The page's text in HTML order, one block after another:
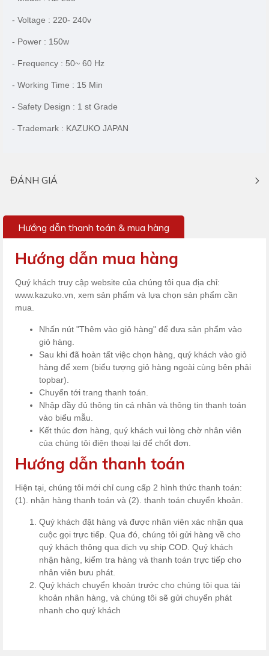
- Voltage : 220- 240v
- Power : 150w
- Frequency : 50~ 60 Hz
- Working Time : 15 Min
- Safety Design : 1 st Grade
- Trademark : KAZUKO JAPAN
ĐÁNH GIÁ
Hướng dẫn thanh toán & mua hàng
Hướng dẫn mua hàng
Quý khách truy cập website của chúng tôi qua địa chỉ:
www.kazuko.vn, xem sản phẩm và lựa chọn sản phẩm cần
mua.
Nhấn nút "Thêm vào giỏ hàng" để đưa sản phẩm vào
giỏ hàng.
Sau khi đã hoàn tất việc chọn hàng, quý khách vào giỏ
hàng để xem (biểu tượng giỏ hàng ngoài cùng bên phải
topbar).
Chuyển tới trang thanh toán.
Nhập đầy đủ thông tin cá nhân và thông tin thanh toán
vào biểu mẫu.
Kết thúc đơn hàng, quý khách vui lòng chờ nhân viên
của chúng tôi điện thoại lại để chốt đơn.
Hướng dẫn thanh toán
Hiện tại, chúng tôi mới chỉ cung cấp 2 hình thức thanh toán:
(1). nhận hàng thanh toán và (2). thanh toán chuyển khoản.
Quý khách đặt hàng và được nhân viên xác nhận qua
cuộc gọi trực tiếp. Qua đó, chúng tôi gửi hàng về cho
quý khách thông qua dịch vụ ship COD. Quý khách
nhận hàng, kiểm tra hàng và thanh toán trực tiếp cho
nhân viên bưu phát.
Quý khách chuyển khoản trước cho chúng tôi qua tài
khoản nhân hàng, và chúng tôi sẽ gửi chuyển phát
nhanh cho quý khách